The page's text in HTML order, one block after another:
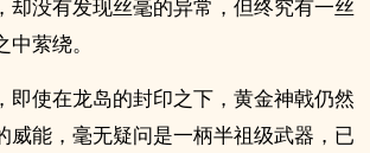
却没有发现丝毫的异常，但终究有一丝
萦绕。
即使在龙岛的封印之下，黄金神戟仍然
威能，毫无疑问是一柄半祖级武器，已